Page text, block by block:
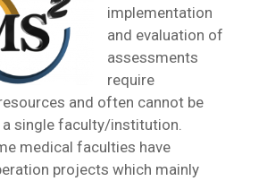
implementation
and evaluation of
assessments
require
and often cannot be
a single faculty/institution.
medical faculties have
projects which mainly